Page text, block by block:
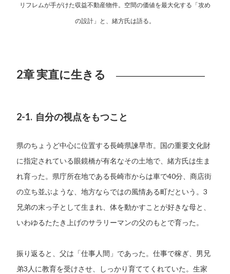
リフレムが手がけた収益不動産物件。空間の価値を最大化する「攻め
の設計」と、緒方氏は語る。
2章 実直に生きる
2-1. 自分の視点をもつこと
県のちょうど中心に位置する長崎県諫早市。国の重要文化財
に指定されている眼鏡橋が有名なその土地で、緒方氏は生ま
れ育った。県庁所在地である長崎市からは車で40分、商店街
の立ち並ぶような、地方ならではの風情ある町だという。3
兄弟の末っ子として生まれ、体を動かすことが好きな母と、
いわゆるたたき上げのサラリーマンの父のもとで育った。
振り返ると、父は「仕事人間」であった。仕事で稼ぎ、男兄
弟3人に教育を受けさせ、しっかり育ててくれていた。生家